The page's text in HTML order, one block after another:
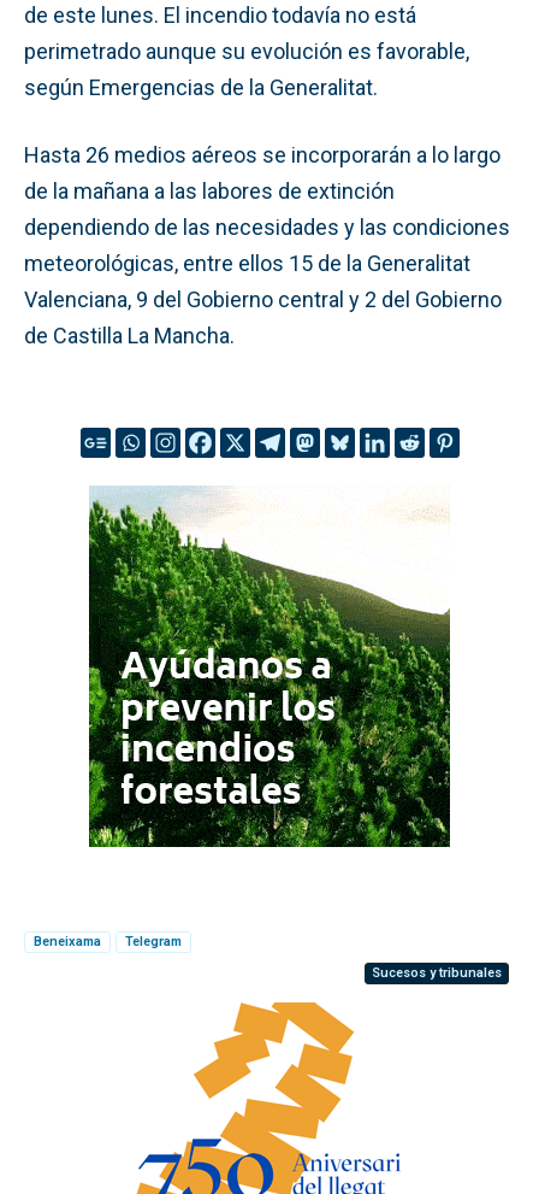
de este lunes. El incendio todavía no está
perimetrado aunque su evolución es favorable,
según Emergencias de la Generalitat.
Hasta 26 medios aéreos se incorporarán a lo largo
de la mañana a las labores de extinción
dependiendo de las necesidades y las condiciones
meteorológicas, entre ellos 15 de la Generalitat
Valenciana, 9 del Gobierno central y 2 del Gobierno
de Castilla La Mancha.
Beneixama
Telegram
Sucesos y tribunales